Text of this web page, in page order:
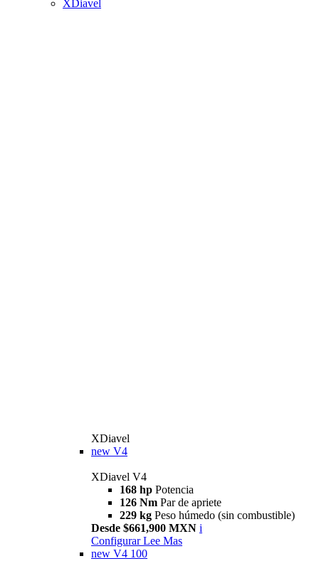
XDiavel
XDiavel
new V4
XDiavel V4
168 hp Potencia
126 Nm Par de apriete
229 kg Peso húmedo (sin combustible)
Desde $661,900 MXN i
Configurar Lee Mas
new V4 100